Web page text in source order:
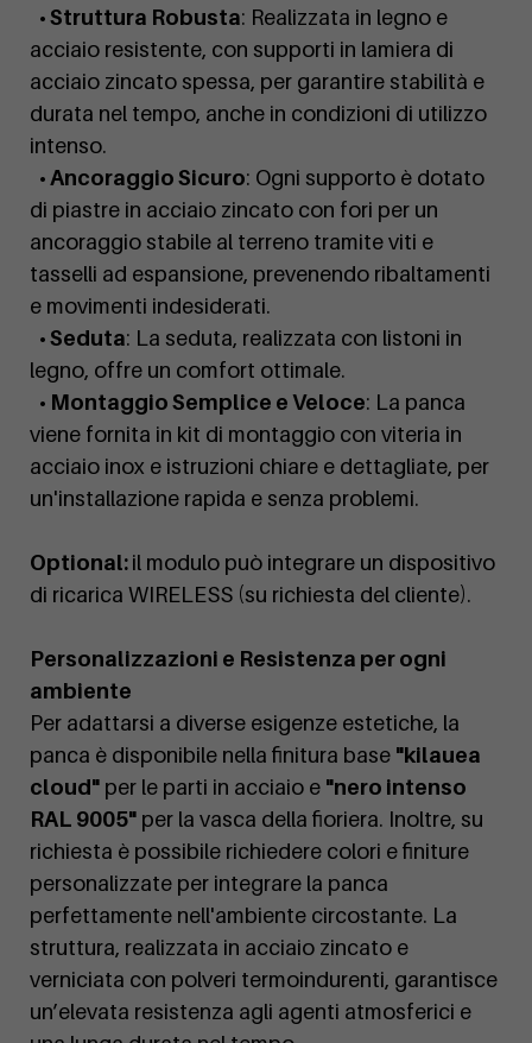
• Struttura Robusta: Realizzata in legno e
acciaio resistente, con supporti in lamiera di
acciaio zincato spessa, per garantire stabilità e
durata nel tempo, anche in condizioni di utilizzo
intenso.
• Ancoraggio Sicuro: Ogni supporto è dotato
di piastre in acciaio zincato con fori per un
ancoraggio stabile al terreno tramite viti e
tasselli ad espansione, prevenendo ribaltamenti
e movimenti indesiderati.
• Seduta: La seduta, realizzata con listoni in
legno, offre un comfort ottimale.
• Montaggio Semplice e Veloce: La panca
viene fornita in kit di montaggio con viteria in
acciaio inox e istruzioni chiare e dettagliate, per
un'installazione rapida e senza problemi.
Optional:il modulo può integrare un dispositivo
di ricarica WIRELESS (su richiesta del cliente).
Personalizzazioni e Resistenza per ogni
ambiente
Per adattarsi a diverse esigenze estetiche, la
panca è disponibile nella finitura base "kilauea
cloud" per le parti in acciaio e "nero intenso
RAL 9005" per la vasca della fioriera. Inoltre, su
richiesta è possibile richiedere colori e finiture
personalizzate per integrare la panca
perfettamente nell'ambiente circostante. La
struttura, realizzata in acciaio zincato e
verniciata con polveri termoindurenti, garantisce
un’elevata resistenza agli agenti atmosferici e